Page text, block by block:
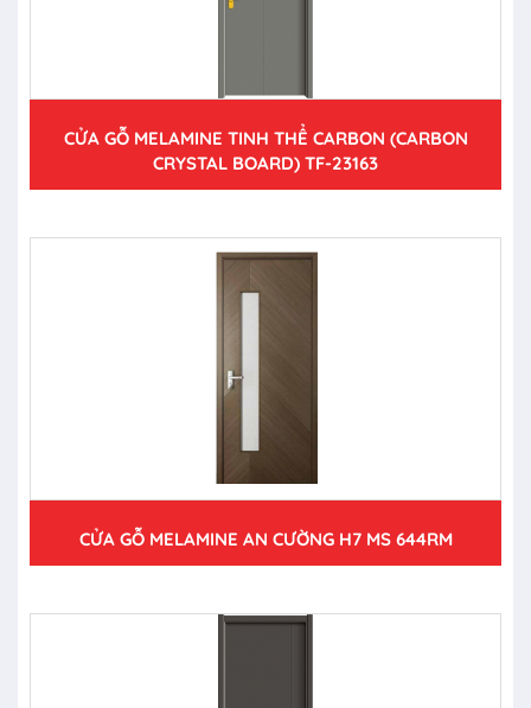
CỬA GỖ MELAMINE TINH THỂ CARBON (CARBON
CRYSTAL BOARD) TF-23163
CỬA GỖ MELAMINE AN CƯỜNG H7 MS 644RM